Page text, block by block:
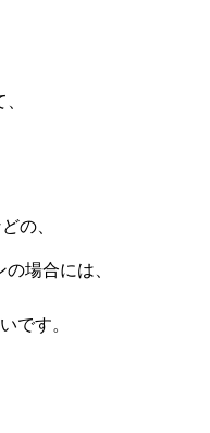
の、
場合には、
です。